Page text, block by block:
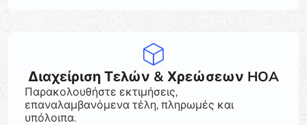
Διαχείριση Τελών & Χρεώσεων HOA
Παρακολουθήστε εκτιμήσεις,
επαναλαμβανόμενα τέλη, πληρωμές και
υπόλοιπα.